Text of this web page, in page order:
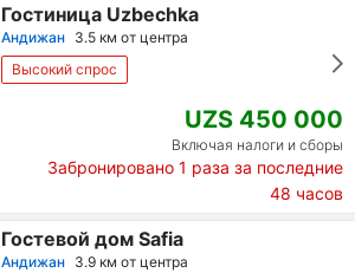
Гостиница Uzbechka
Андижан 3.5 км от центра
Высокий спрос
UZS 450 000
Включая налоги и сборы
Забронировано 1 раза за последние
48 часов
Гостевой дом Safia
Андижан 3.9 км от центра